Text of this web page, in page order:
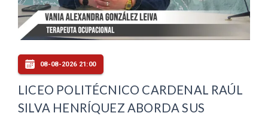
08-08-2026 21:00
LICEO POLITÉCNICO CARDENAL RAÚL
SILVA HENRÍQUEZ ABORDA SUS